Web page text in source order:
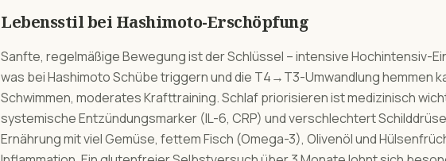
Lebensstil bei Hashimoto-Erschöpfung
Sanfte, regelmäßige Bewegung ist der Schlüssel – intensive Hochintensiv-
was bei Hashimoto Schübe triggern und die T4→T3-Umwandlung hemmen
Schwimmen, moderates Krafttraining. Schlaf priorisieren ist medizinisch
systemische Entzündungsmarker (IL-6, CRP) und verschlechtert
Ernährung mit viel Gemüse, fettem Fisch (Omega-3), Olivenöl und